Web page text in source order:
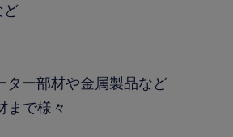
ど
ター部材や金属製品など
まで様々